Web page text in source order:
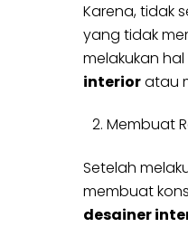
Karena, tidak
yang tidak
melakukan
interioratau
Membuat
Setelah
membuat
desainer